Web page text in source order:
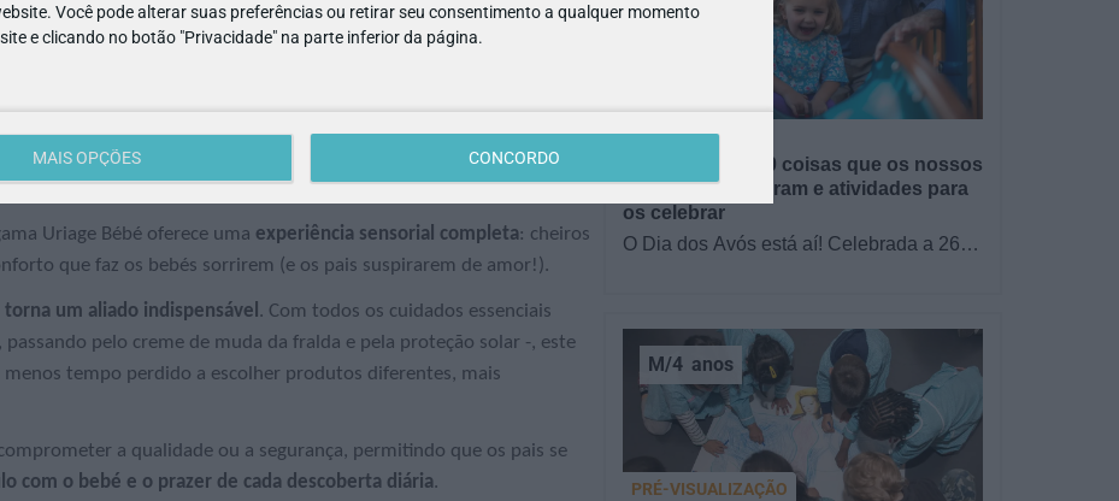
Você pode alterar suas preferências ou retirar seu consentimento a qualquer momento
e clicando no botão "Privacidade" na parte inferior da página.
MAIS OPÇÕES CONCORDO
Uriage Bébé oferece uma experiência sensorial completa: cheiros
que faz os bebés sorrirem (e os pais suspirarem de amor!).
um aliado indispensável. Com todos os cuidados essenciais
pelo creme de muda da fralda e pela proteção solar -, este
tempo perdido a escolher produtos diferentes, mais
a qualidade ou a segurança, permitindo que os pais se
com o bebé e o prazer de cada descoberta diária.
Dia dos Avós: 10 coisas que os nossos
avós nos ensinaram e atividades para
os celebrar
O Dia dos Avós está aí! Celebrada a 26
BRINCAR
M/4 anos
PRÉ-VISUALIZAÇÃO